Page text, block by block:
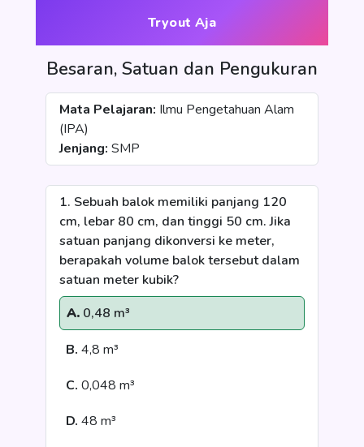
Tryout Aja
Besaran, Satuan dan Pengukuran
Mata Pelajaran: Ilmu Pengetahuan Alam
(IPA)
Jenjang: SMP
1. Sebuah balok memiliki panjang 120
cm, lebar 80 cm, dan tinggi 50 cm. Jika
satuan panjang dikonversi ke meter,
berapakah volume balok tersebut dalam
satuan meter kubik?
A. 0,48 m³
B. 4,8 m³
C. 0,048 m³
D. 48 m³